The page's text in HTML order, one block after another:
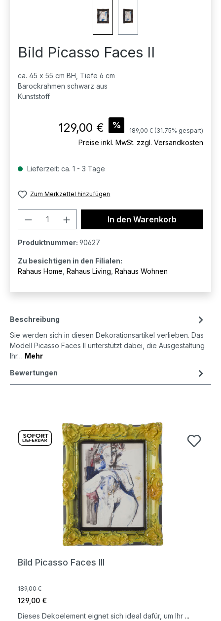
Bild Picasso Faces II
ca. 45 x 55 cm BH, Tiefe 6 cm
Barockrahmen schwarz aus
Kunststoff
Verkaufspreis:
129,00 € % Regulärer Preis:
189,00 € (31.75% gespart)
Preise inkl. MwSt. zzgl. Versandkosten
Lieferzeit: ca. 1 - 3 Tage
Zum Merkzettel hinzufügen
Produkt Anzahl: Gib den
In den Warenkorb
Produktnummer: 90627
Zu besichtigen in den Filialen:
Rahaus Home Rahaus Living Rahaus Wohnen
Beschreibung
Sie werden sich in diesen Dekorationsartikel verlieben. Das
Modell Picasso Faces II unterstützt dabei, die Ausgestaltung
Ihr… Mehr
Bewertungen
Bild Picasso Faces III
189,00 €
129,00 €
Dieses Dekoelement eignet sich ideal dafür, um Ihr ...